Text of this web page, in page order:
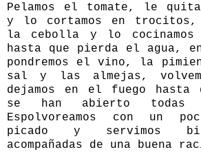
Pelamos el tomate, le
y lo cortamos en trocitos,
la cebolla y lo cocinamos
hasta que pierda el agua,
pondremos el vino, la
sal y las almejas,
dejamos en el fuego hasta
se han abierto todas
Espolvoreamos con un
picado y servimos
acompañadas de una buena